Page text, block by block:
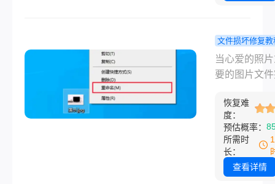
恢复受损的
片。
文件损坏修复教
片损坏怎么
复？这8种
当心爱的照
要的图片文
误、部分缺
示“文件已损
那种心情真
了。图片损
因多种多样
恢复难
度：
预估概率：
所需时
长：
查看详情